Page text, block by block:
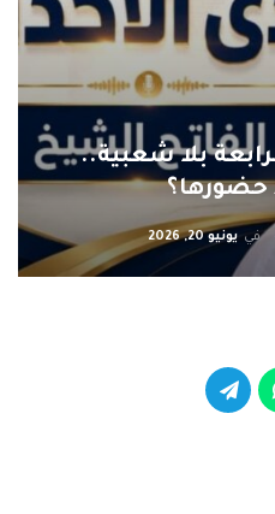
بلا شعبية..
حضورها؟
في يونيو 20, 2026